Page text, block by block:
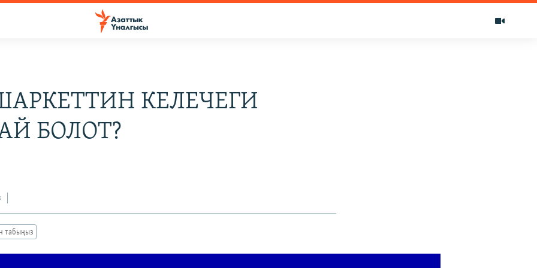
КЕЛЕЧЕГИ
БОЛОТ?
табыңыз